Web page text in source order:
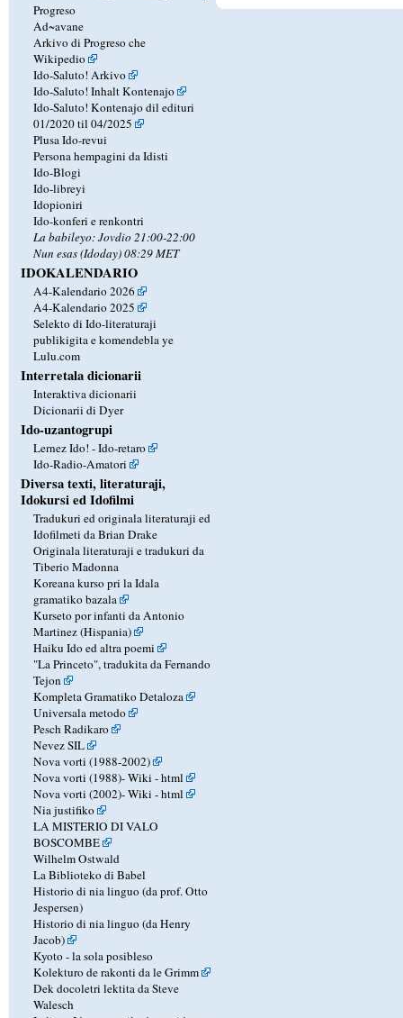
Progreso
Ad~avane
Arkivo di Progreso che
Wikipedio
Ido-Saluto! Arkivo
Ido-Saluto! Inhalt Kontenajo
Ido-Saluto! Kontenajo dil edituri
01/2020 til 04/2025
Plusa Ido-revui
Persona hempagini da Idisti
Ido-Blogi
Ido-libreyi
Idopioniri
Ido-konferi e renkontri
La babileyo: Jovdio 21:00-22:00
Nun esas (Idoday) 08:29 MET
IDOKALENDARIO
A4-Kalendario 2026
A4-Kalendario 2025
Selekto di Ido-literaturaji
publikigita e komendebla ye
Lulu.com
Interretala dicionarii
Interaktiva dicionarii
Dicionarii di Dyer
Ido-uzantogrupi
Lernez Ido! - Ido-retaro
Ido-Radio-Amatori
Diversa texti, literaturaji,
Idokursi ed Idofilmi
Tradukuri ed originala literaturaji ed
Idofilmeti da Brian Drake
Originala literaturaji e tradukuri da
Tiberio Madonna
Koreana kurso pri la Idala
gramatiko bazala
Kurseto por infanti da Antonio
Martinez (Hispania)
Haiku Ido ed altra poemi
"La Princeto", tradukita da Fernando
Tejon
Kompleta Gramatiko Detaloza
Universala metodo
Pesch Radikaro
Nevez SIL
Nova vorti (1988-2002)
Nova vorti (1988)-Wiki -html
Nova vorti (2002)-Wiki -html
Nia justifiko
LA MISTERIO DI VALO
BOSCOMBE
Wilhelm Ostwald
La Biblioteko di Babel
Historio di nia linguo (da prof. Otto
Jespersen)
Historio di nia linguo (da Henry
Jacob)
Kyoto - la sola posibleso
Kolekturo de rakonti da le Grimm
Dek docoletri lektita da Steve
Walesch